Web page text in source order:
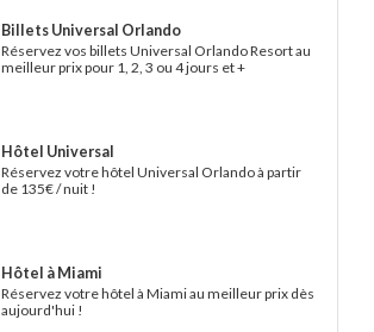
Billets Universal Orlando
Réservez vos billets Universal Orlando Resort au
meilleur prix pour 1, 2, 3 ou 4 jours et +
Hôtel Universal
Réservez votre hôtel Universal Orlando à partir
de 135€ / nuit !
Hôtel à Miami
Réservez votre hôtel à Miami au meilleur prix dès
aujourd'hui !